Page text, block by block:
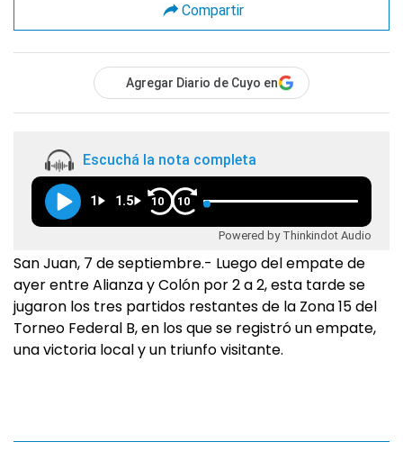
Compartir
Agregar Diario de Cuyo en
Escuchá la nota completa
1 1.5 10 10
Powered by Thinkindot Audio
San Juan, 7 de septiembre.- Luego del empate de
ayer entre Alianza y Colón por 2 a 2, esta tarde se
jugaron los tres partidos restantes de la Zona 15 del
Torneo Federal B, en los que se registró un empate,
una victoria local y un triunfo visitante.